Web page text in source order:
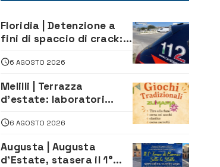
Floridia | Detenzione a
fini di spaccio di crack:
6 AGOSTO 2026
Melilli | Terrazza
d’estate: laboratori
styling e giochi
tradizionali di Zuimama,
ecco come iscriversi
6 AGOSTO 2026
Augusta | Augusta
d’Estate, stasera il 1°